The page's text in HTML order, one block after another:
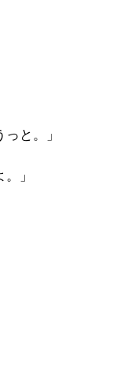
と。」
」